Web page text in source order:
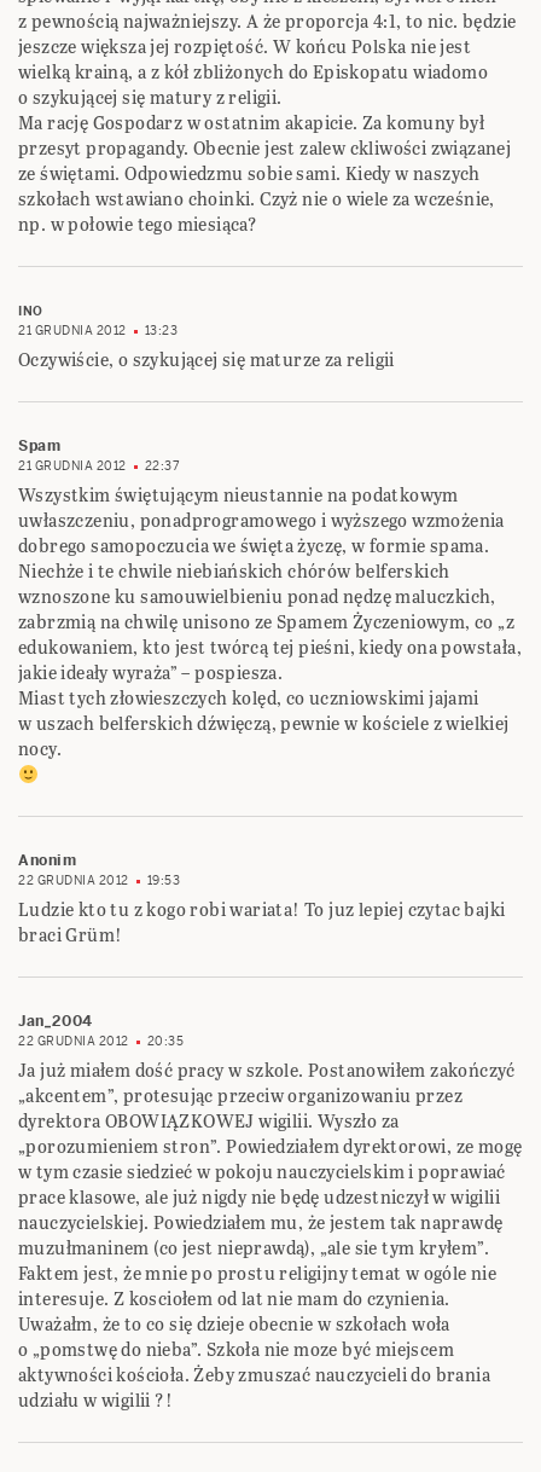
z pewnością najważniejszy. A że proporcja 4:1, to nic. będzie
jeszcze większa jej rozpiętość. W końcu Polska nie jest
wielką krainą, a z kół zbliżonych do Episkopatu wiadomo
o szykującej się matury z religii.
Ma rację Gospodarz w ostatnim akapicie. Za komuny był
przesyt propagandy. Obecnie jest zalew ckliwości związanej
ze świętami. Odpowiedzmu sobie sami. Kiedy w naszych
szkołach wstawiano choinki. Czyż nie o wiele za wcześnie,
np. w połowie tego miesiąca?
INO
21 GRUDNIA 2012
13:23
Oczywiście, o szykującej się maturze za religii
Spam
21 GRUDNIA 2012 22:37
Wszystkim świętującym nieustannie na podatkowym
uwłaszczeniu, ponadprogramowego i wyższego wzmożenia
dobrego samopoczucia we święta życzę, w formie spama.
Niechże i te chwile niebiańskich chórów belferskich
wznoszone ku samouwielbieniu ponad nędzę maluczkich,
zabrzmią na chwilę unisono ze Spamem Życzeniowym, co „z
edukowaniem, kto jest twórcą tej pieśni, kiedy ona powstała,
jakie ideały wyraża” – pospiesza.
Miast tych złowieszczych kolęd, co uczniowskimi jajami
w uszach belferskich dźwięczą, pewnie w kościele z wielkiej
nocy.
Anonim
22 GRUDNIA 2012 19:53
Ludzie kto tu z kogo robi wariata! To juz lepiej czytac bajki
braci Grüm!
Jan_2004
22 GRUDNIA 2012 20:35
Ja już miałem dość pracy w szkole. Postanowiłem zakończyć
„akcentem”, protesując przeciw organizowaniu przez
dyrektora OBOWIĄZKOWEJ wigilii. Wyszło za
„porozumieniem stron”. Powiedziałem dyrektorowi, ze mogę
w tym czasie siedzieć w pokoju nauczycielskim i poprawiać
prace klasowe, ale już nigdy nie będę udzestniczył w wigilii
nauczycielskiej. Powiedziałem mu, że jestem tak naprawdę
muzułmaninem (co jest nieprawdą), „ale sie tym kryłem”.
Faktem jest, że mnie po prostu religijny temat w ogóle nie
interesuje. Z kosciołem od lat nie mam do czynienia.
Uważałm, że to co się dzieje obecnie w szkołach woła
o „pomstwę do nieba”. Szkoła nie moze być miejscem
aktywności kościoła. Żeby zmuszać nauczycieli do brania
udziału w wigilii ?!